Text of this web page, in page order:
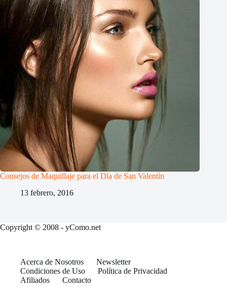
Consejos de Maquillaje para el Día de San Valentín
13 febrero, 2016
Copyright © 2008 - yComo.net
Acerca de Nosotros
Newsletter
Condiciones de Uso
Política de Privacidad
Afiliados
Contacto